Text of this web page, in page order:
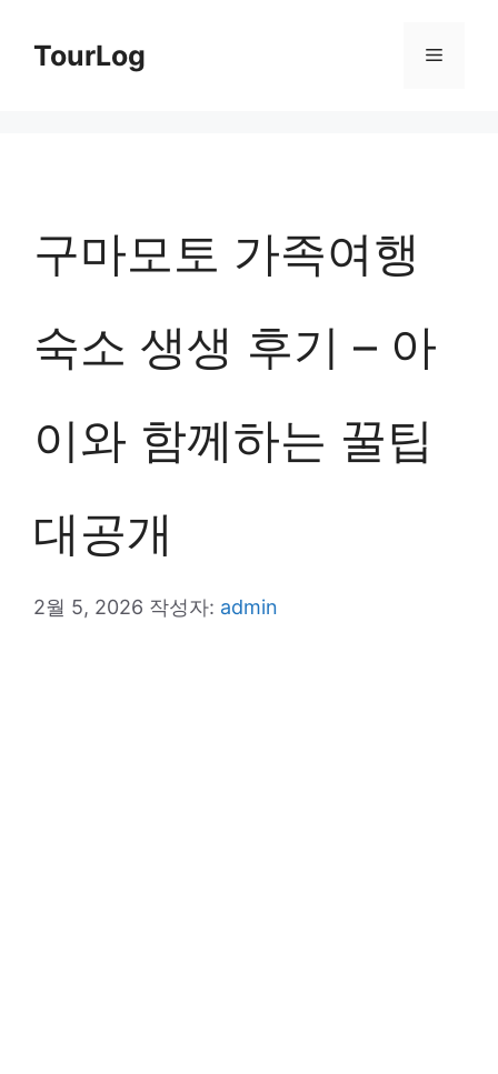
TourLog 메
구마모토 가족여행
숙소 생생 후기 – 아
이와 함께하는 꿀팁
대공개
2월 5, 2026 작성자: admin